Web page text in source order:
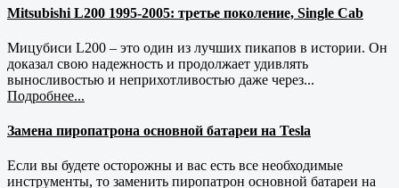
Mitsubishi L200 1995-2005: третье поколение, Single Cab
Мицубиси L200 – это один из лучших пикапов в истории. Он
доказал свою надежность и продолжает удивлять
выносливостью и неприхотливостью даже через...
Подробнее...
Замена пиропатрона основной батареи на Tesla
Если вы будете осторожны и вас есть все необходимые
инструменты, то заменить пиропатрон основной батареи на